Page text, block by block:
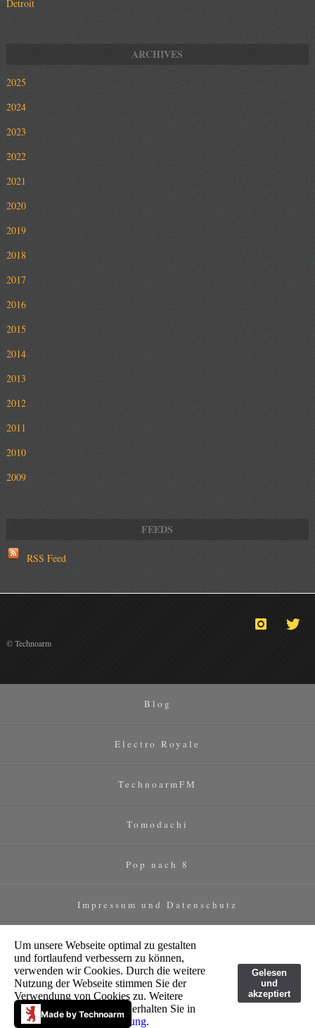
Detroit
2025
2024
2023
2022
2021
2020
2019
2018
2017
2016
2015
2014
2013
2012
2011
2010
2009
RSS Feed
© Technoarm
Blog
Electro Royale
TechnoarmFM
Tomodachi
Pop nach 8
Impressum und Datenschutz
Um unsere Webseite optimal zu gestalten
und fortlaufend verbessern zu können,
verwenden wir Cookies. Durch die weitere
Nutzung der Webseite stimmen Sie der
Verwendung von Cookies zu. Weitere
Informationen zu Cookies erhalten Sie in
unsererDatenschutzerklärung.
Gelesen
und
akzeptiert
Made by Technoarm